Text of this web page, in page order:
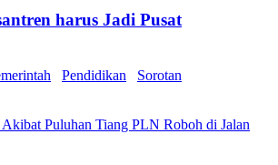
harus Jadi Pusat
Pendidikan
Sorotan